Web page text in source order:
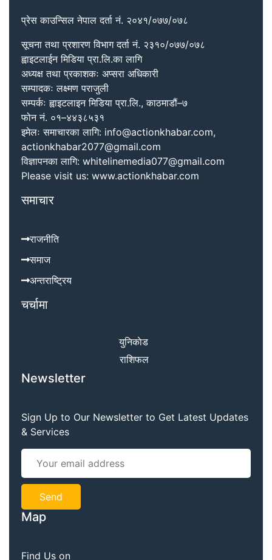
प्रेस काउन्सिल नेपाल दर्ता नं. २०४१/०७७/०७८
सूचना तथा प्रशारण विभाग दर्ता नं. २३१०/०७७/०७८
ह्वाइटलाईन मिडिया प्रा.लि.का लागि
अध्यक्ष तथा प्रकाशकः अप्सरा अधिकारी
सम्पादकः लक्ष्मण पराजुली
सम्पर्कः ह्वाइटलाइन मिडिया प्रा.लि., काठमाडौं–७
फोन नं. ०१–४४३८५३१
इमेलः समाचारका लागि: info@actionkhabar.com,
actionkhabar2077@gmail.com
विज्ञापनका लागि: whitelinemedia077@gmail.com
Please visit us: www.actionkhabar.com
समाचार
राजनीति
समाज
अन्तराष्ट्रिय
चर्चामा
युनिकाेड
राशिफल
Newsletter
Sign Up to Our Newsletter to Get Latest Updates
& Services
Map
Find Us on